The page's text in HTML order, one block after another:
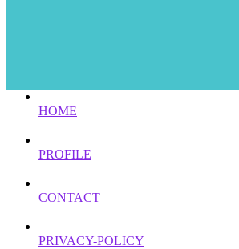
HOME
PROFILE
CONTACT
PRIVACY-POLICY